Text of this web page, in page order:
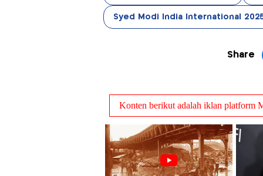
Syed Modi India International
Share